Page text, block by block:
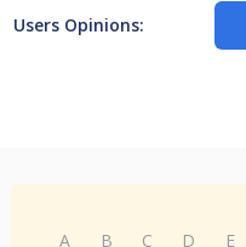
Users Opinions:
A B C D E